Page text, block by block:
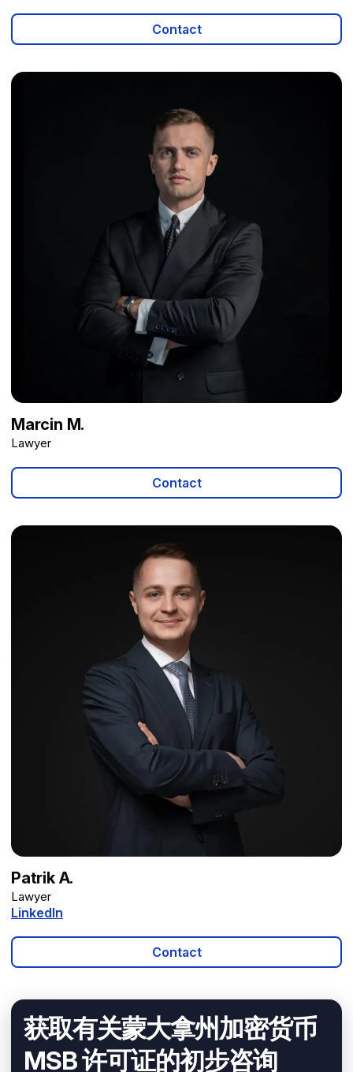
Contact
Marcin M.
Lawyer
Contact
Patrik A.
Lawyer
LinkedIn
Contact
获取有关蒙大拿州加密货币
MSB 许可证的初步咨询